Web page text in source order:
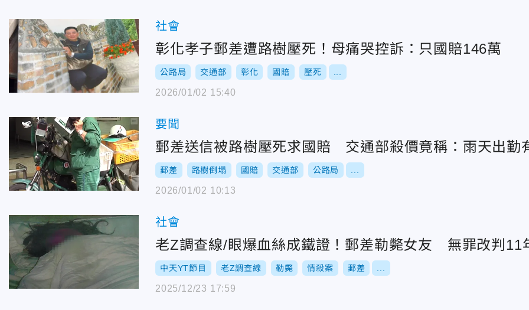
社會
彰化孝子郵差遭路樹壓死！母痛哭控訴：只國賠146萬
公路局 交通部 彰化 國賠 壓死
2026/01/02 15:40
要聞
郵差送信被路樹壓死求國賠 交通部殺價竟稱：雨天出勤
郵差 路樹倒塌 國賠 交通部 公路局
2026/01/02 10:13
社會
老Z調查線/眼爆血絲成鐵證！郵差勒斃女友 無罪改判11
中天YT節目 老Z調查線 勒斃 情殺案 郵差
2025/12/23 17:59